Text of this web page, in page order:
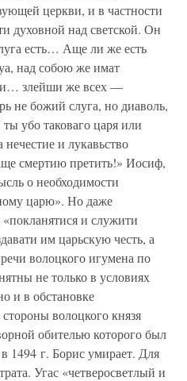
церкви, и в частности
духовной над светской. Он
есть… Аще ли же есть
над собою же имат
злейши же всех —
не божий слуга, но диаволь,
убо таковаго царя или
и лукавьство
смертию претить!» Иосиф,
о необходимости
царю». Но даже
и служити
им царьскую честь, а
волоцкого игумена по
не только в условиях
и в обстановке
волоцкого князя
обителью которого был
1494 г. Борис умирает. Для
Угас «четверосветлый и